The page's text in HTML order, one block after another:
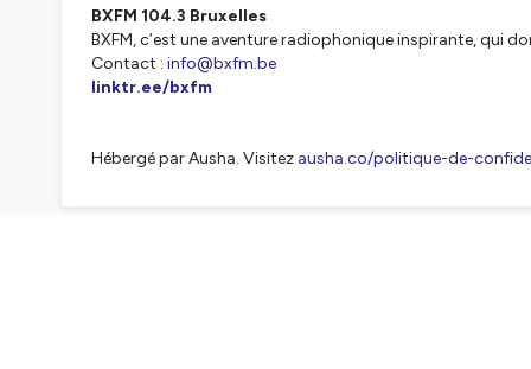
BXFM 104.3 Bruxelles
BXFM, c’est une aventure radiophonique inspirante, qui
Contact : info@bxfm.be
linktr.ee/bxfm
Hébergé par Ausha. Visitez ausha.co/politique-de-